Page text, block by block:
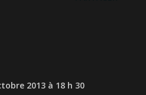
2013 à 18 h 30